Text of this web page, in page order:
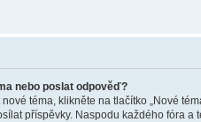
nebo poslat odpověď?
téma, klikněte na tlačítko „Nové
příspěvky. Naspodu každého fóra a